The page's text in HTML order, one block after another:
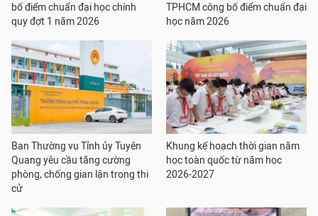
bố điểm chuẩn đại học chính
quy đợt 1 năm 2026
TPHCM công bố điểm chuẩn đại
học năm 2026
Ban Thường vụ Tỉnh ủy Tuyên
Quang yêu cầu tăng cường
phòng, chống gian lận trong thi
cử
Khung kế hoạch thời gian năm
học toàn quốc từ năm học
2026-2027